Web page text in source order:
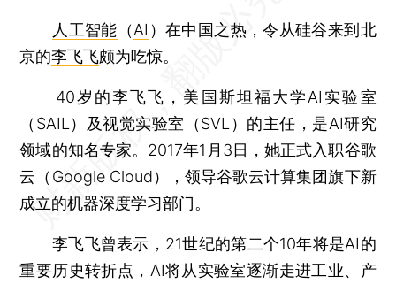
人工智能 （AI ）在中国之热，令从硅谷来到北
京的李飞飞颇为吃惊。
40岁的李飞飞，美国斯坦福大学AI实验室
（SAIL）及视觉实验室（SVL）的主任，是AI研究
领域的知名专家。2017年1月3日，她正式入职谷歌
云（Google Cloud），领导谷歌云计算集团旗下新
成立的机器深度学习部门。
李飞飞曾表示，21世纪的第二个10年将是AI的
重要历史转折点，AI将从实验室逐渐走进工业、产